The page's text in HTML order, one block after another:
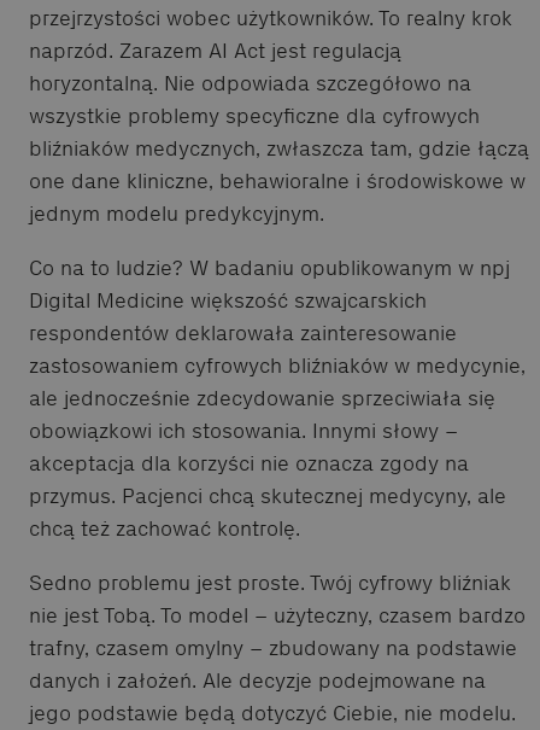
przejrzystości wobec użytkowników. To realny krok
naprzód. Zarazem AI Act jest regulacją
horyzontalną. Nie odpowiada szczegółowo na
wszystkie problemy specyficzne dla cyfrowych
bliźniaków medycznych, zwłaszcza tam, gdzie łączą
one dane kliniczne, behawioralne i środowiskowe w
jednym modelu predykcyjnym.
Co na to ludzie? W badaniu opublikowanym w npj
Digital Medicine większość szwajcarskich
respondentów deklarowała zainteresowanie
zastosowaniem cyfrowych bliźniaków w medycynie,
ale jednocześnie zdecydowanie sprzeciwiała się
obowiązkowi ich stosowania. Innymi słowy –
akceptacja dla korzyści nie oznacza zgody na
przymus. Pacjenci chcą skutecznej medycyny, ale
chcą też zachować kontrolę.
Sedno problemu jest proste. Twój cyfrowy bliźniak
nie jest Tobą. To model – użyteczny, czasem bardzo
trafny, czasem omylny – zbudowany na podstawie
danych i założeń. Ale decyzje podejmowane na
jego podstawie będą dotyczyć Ciebie, nie modelu.